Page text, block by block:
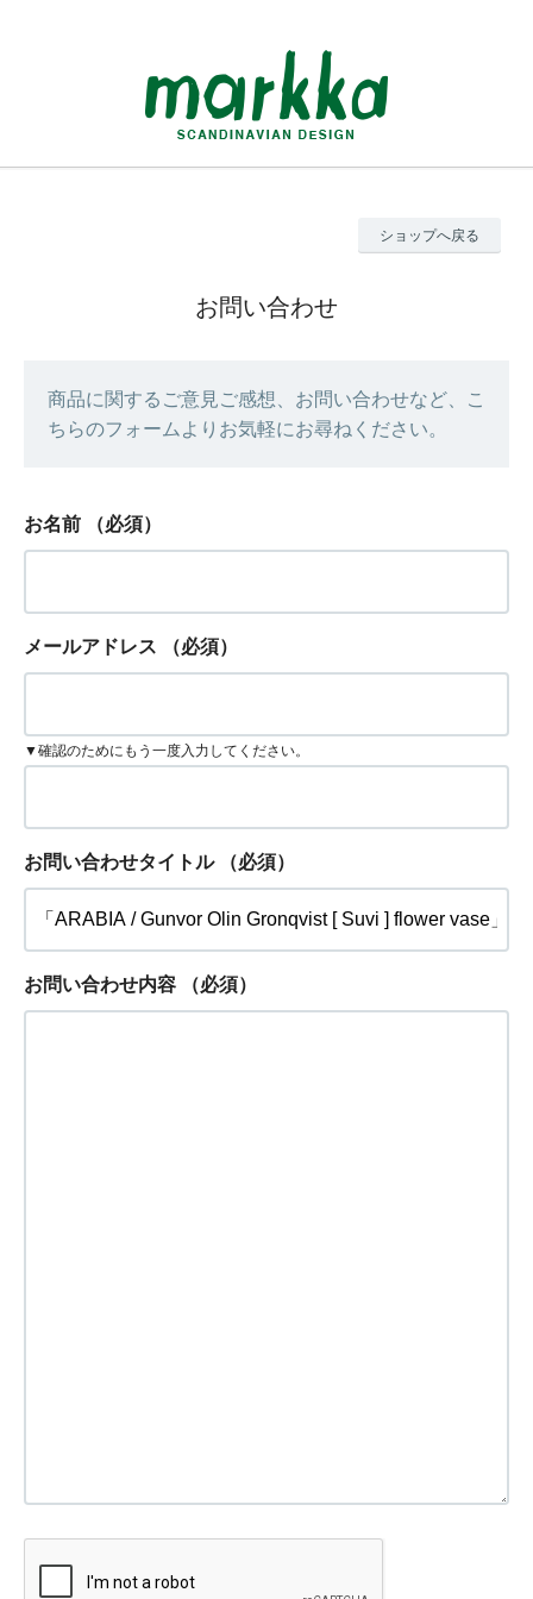
ショップへ戻る
お問い合わせ
商品に関するご意見ご感想、お問い合わせなど、こ
ちらのフォームよりお気軽にお尋ねください。
お名前 （必須）
メールアドレス （必須）
▼確認のためにもう一度入力してください。
お問い合わせタイトル （必須）
お問い合わせ内容 （必須）